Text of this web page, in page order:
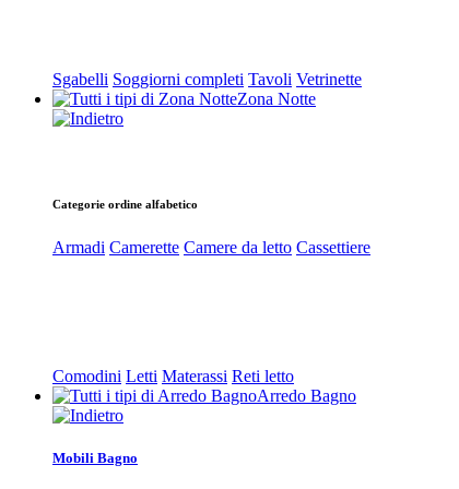
Sgabelli Soggiorni completi Tavoli Vetrinette
Zona Notte
Categorie ordine alfabetico
Armadi Camerette Camere da letto Cassettiere
Comodini Letti Materassi Reti letto
Arredo Bagno
Mobili Bagno